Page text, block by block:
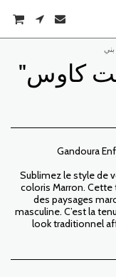
كاوس"
Gandoura
Sublimez le style de
coloris Marron.
des paysages
masculine. C’est la
look traditionnel